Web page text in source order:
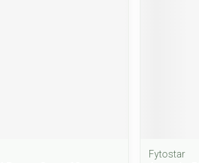
Fytostar